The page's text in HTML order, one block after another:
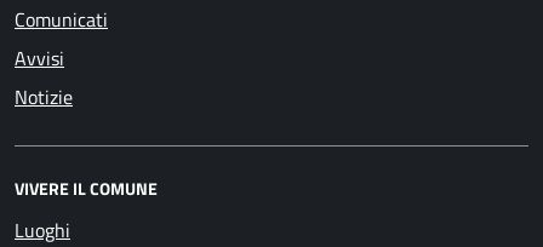
Comunicati
Avvisi
Notizie
VIVERE IL COMUNE
Luoghi